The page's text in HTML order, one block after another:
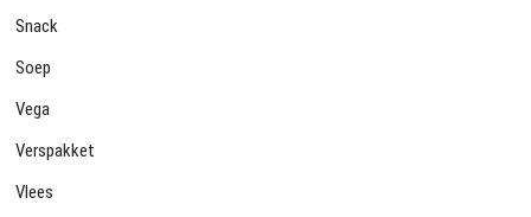
Snack
Soep
Vega
Verspakket
Vlees